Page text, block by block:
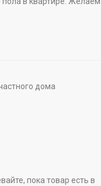
дома
пока товар есть в